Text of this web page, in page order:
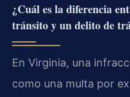
¿Cuál es la diferencia
tránsito y un delito de
En Virginia, una
como una multa por